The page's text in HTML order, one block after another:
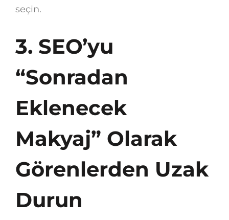
seçin.
3. SEO’yu
“Sonradan
Eklenecek
Makyaj” Olarak
Görenlerden Uzak
Durun